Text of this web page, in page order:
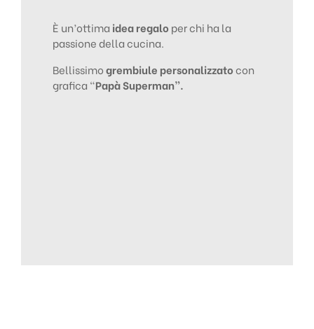
È un’ottima idea regalo per chi ha la
passione della cucina.
Bellissimogrembiule personalizzatocon
grafica “Papà Superman”.